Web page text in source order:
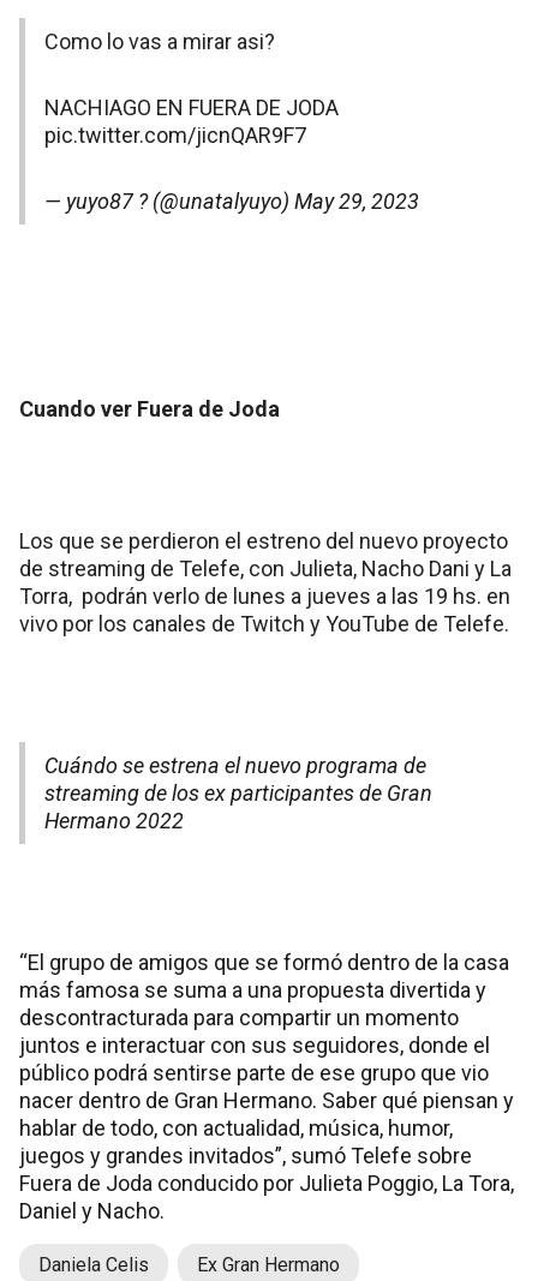
Como lo vas a mirar asi?
NACHIAGO EN FUERA DE JODA
pic.twitter.com/jicnQAR9F7
— yuyo87 ? (@unatalyuyo) May 29, 2023
Cuando ver Fuera de Joda
Los que se perdieron el estreno del nuevo proyecto
de streaming de Telefe, con Julieta, Nacho Dani y La
Torra, podrán verlo de lunes a jueves a las 19 hs. en
vivo por los canales de Twitch y YouTube de Telefe.
Cuándo se estrena el nuevo programa de
streaming de los ex participantes de Gran
Hermano 2022
“El grupo de amigos que se formó dentro de la casa
más famosa se suma a una propuesta divertida y
descontracturada para compartir un momento
juntos e interactuar con sus seguidores, donde el
público podrá sentirse parte de ese grupo que vio
nacer dentro de Gran Hermano. Saber qué piensan y
hablar de todo, con actualidad, música, humor,
juegos y grandes invitados”, sumó Telefe sobre
Fuera de Joda conducido por Julieta Poggio, La Tora,
Daniel y Nacho.
Daniela Celis Ex Gran Hermano